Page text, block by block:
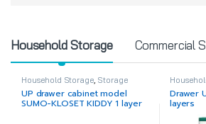
Product Carousel Tabs
Household Storage Commercial
Household Storage, Storage
Drawer
UP drawer cabinet model
SUMO-KLOSET KIDDY 1 layer
Drawer
layers